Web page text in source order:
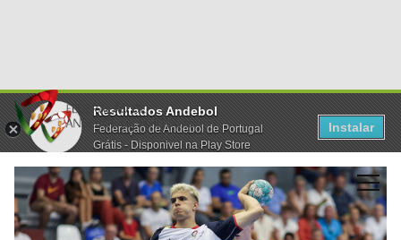
Resultados Andebol
Federação de Andebol de Portugal
Grátis - Disponivel na Play Store
Instalar